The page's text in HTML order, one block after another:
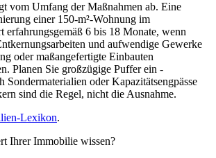
vom Umfang der Maßnahmen ab. Eine
einer 150-m²-Wohnung im
erfahrungsgemäß 6 bis 18 Monate, wenn
und aufwendige Gewerke
oder maßangefertigte Einbauten
Planen Sie großzügige Puffer ein -
Sondermaterialien oder Kapazitätsengpässe
sind die Regel, nicht die Ausnahme.
Lexikon.
Ihrer Immobilie wissen?